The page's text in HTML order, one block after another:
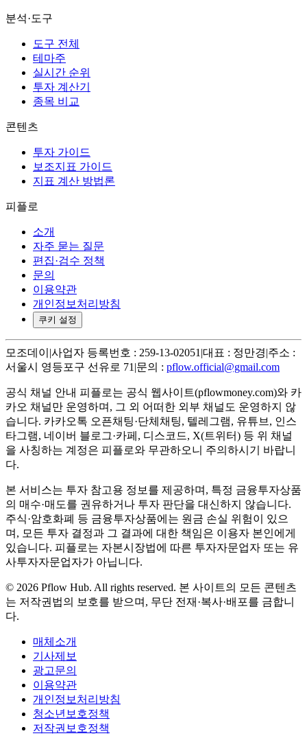
분석·도구
도구 전체
테마주
실시간 순위
투자 계산기
종목 비교
콘텐츠
투자 가이드
보조지표 가이드
지표 계산 방법론
피플로
소개
자주 묻는 질문
편집·검수 정책
문의
이용약관
개인정보처리방침
쿠키 설정
모조데이 |사업자 등록번호 : 259-13-02051|대표 : 정만경|주소 :
서울시 영등포구 선유로 71|문의 : pflow.official@gmail.com
공식 채널 안내 피플로는 공식 웹사이트(pflowmoney.com)와 카
카오 채널만 운영하며, 그 외 어떠한 외부 채널도 운영하지 않
습니다. 카카오톡 오픈채팅·단체채팅, 텔레그램, 유튜브, 인스
타그램, 네이버 블로그·카페, 디스코드, X(트위터) 등 위 채널
을 사칭하는 계정은 피플로와 무관하오니 주의하시기 바랍니
다.
본 서비스는 투자 참고용 정보를 제공하며, 특정 금융투자상품
의 매수·매도를 권유하거나 투자 판단을 대신하지 않습니다.
주식·암호화폐 등 금융투자상품에는 원금 손실 위험이 있으
며, 모든 투자 결정과 그 결과에 대한 책임은 이용자 본인에게
있습니다. 피플로는 자본시장법에 따른 투자자문업자 또는 유
사투자자문업자가 아닙니다.
© 2026 Pflow Hub. All rights reserved. 본 사이트의 모든 콘텐츠
는 저작권법의 보호를 받으며, 무단 전재·복사·배포를 금합니
다.
매체소개
기사제보
광고문의
이용약관
개인정보처리방침
청소년보호정책
저작권보호정책